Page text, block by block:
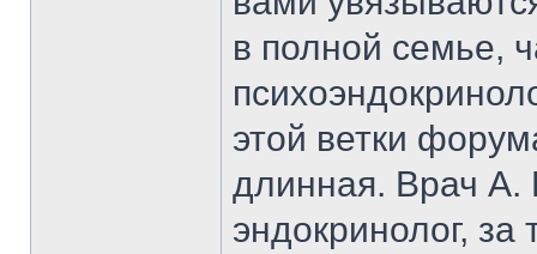
в полной семье,
этой ветки
длинная. Врач А.
эндокринолог, за